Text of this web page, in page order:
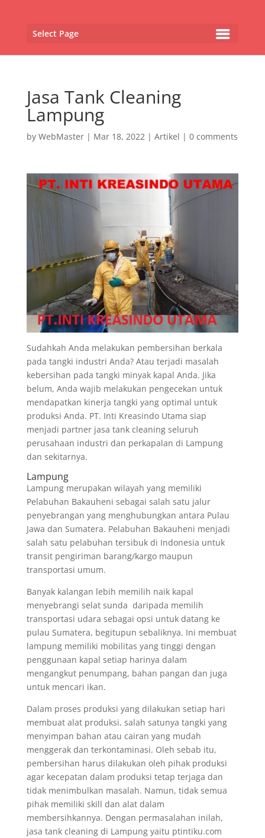
Select Page
Jasa Tank Cleaning
Lampung
by WebMaster| Mar 18, 2022| Artikel | 0 comments
Sudahkah Anda melakukan pembersihan berkala
pada tangki industri Anda? Atau terjadi masalah
kebersihan pada tangki minyak kapal Anda. Jika
belum, Anda wajib melakukan pengecekan untuk
mendapatkan kinerja tangki yang optimal untuk
produksi Anda. PT. Inti Kreasindo Utama siap
menjadi partner jasa tank cleaning seluruh
perusahaan industri dan perkapalan di Lampung
dan sekitarnya.
Lampung
Lampung merupakan wilayah yang memiliki
Pelabuhan Bakauheni sebagai salah satu jalur
penyebrangan yang menghubungkan antara Pulau
Jawa dan Sumatera. Pelabuhan Bakauheni menjadi
salah satu pelabuhan tersibuk di Indonesia untuk
transit pengiriman barang/kargo maupun
transportasi umum.
Banyak kalangan lebih memilih naik kapal
menyebrangi selat sunda daripada memilih
transportasi udara sebagai opsi untuk datang ke
pulau Sumatera, begitupun sebaliknya. Ini membuat
lampung memiliki mobilitas yang tinggi dengan
penggunaan kapal setiap harinya dalam
mengangkut penumpang, bahan pangan dan juga
untuk mencari ikan.
Dalam proses produksi yang dilakukan setiap hari
membuat alat produksi, salah satunya tangki yang
menyimpan bahan atau cairan yang mudah
menggerak dan terkontaminasi. Oleh sebab itu,
pembersihan harus dilakukan oleh pihak produksi
agar kecepatan dalam produksi tetap terjaga dan
tidak menimbulkan masalah. Namun, tidak semua
pihak memiliki skill dan alat dalam
membersihkannya. Dengan permasalahan inilah,
jasa tank cleaning di Lampung yaitu ptintiku.com